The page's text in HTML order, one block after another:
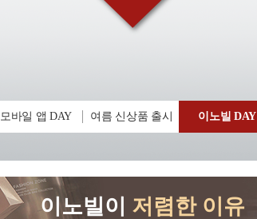
모바일 앱 DAY 여름 신상품 출시 이노빌 DAY
이노빌이 저렴한 이유